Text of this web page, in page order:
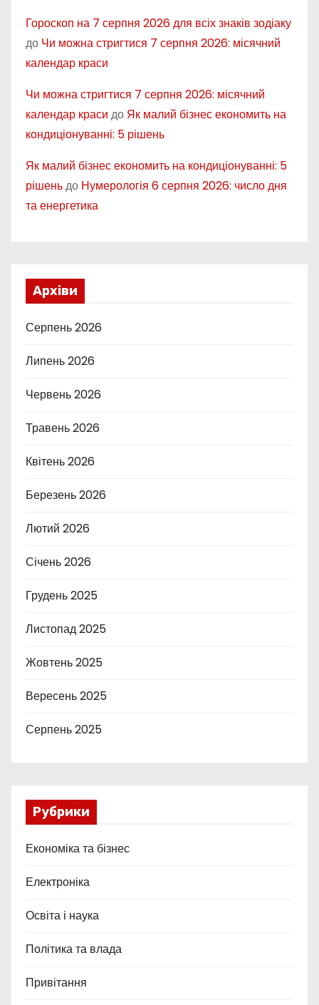
Гороскоп на 7 серпня 2026 для всіх знаків зодіаку
до Чи можна стригтися 7 серпня 2026: місячний
календар краси
Чи можна стригтися 7 серпня 2026: місячний
календар краси до Як малий бізнес економить на
кондиціонуванні: 5 рішень
Як малий бізнес економить на кондиціонуванні: 5
рішеньдо Нумерологія 6 серпня 2026: число дня
та енергетика
Архіви
Серпень 2026
Липень 2026
Червень 2026
Травень 2026
Квітень 2026
Березень 2026
Лютий 2026
Січень 2026
Грудень 2025
Листопад 2025
Жовтень 2025
Вересень 2025
Серпень 2025
Рубрики
Економіка та бізнес
Електроніка
Освіта і наука
Політика та влада
Привітання